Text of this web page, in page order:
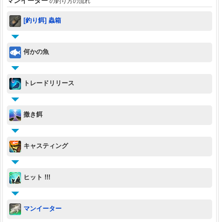
[釣り餌] 蟲箱
何かの魚
トレードリリース
撒き餌
キャスティング
ヒット !!!
マンイーター